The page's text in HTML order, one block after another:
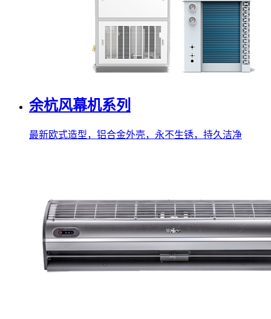
余杭风幕机系列
最新欧式造型，铝合金外壳，永不生锈，持久洁净